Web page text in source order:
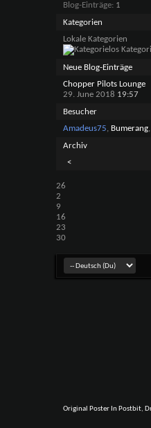
Blog-Einträge 1
Kategorien
Lokale Kategorien
Neue Blog-Einträge
Chopper Pilots Lounge
29. June 2018 19:57
Besucher
Amadeus75, Bumerang,
Archiv
<
26
2
9
16
23
30
Original Poster In Postbit,